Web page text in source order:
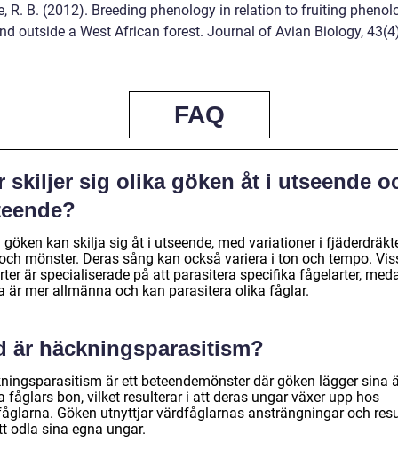
R. B. (2012). Breeding phenology in relation to fruiting
outside a West African forest. Journal of Avian Biology,
FAQ
skiljer sig olika göken åt i utseende
göken kan skilja sig åt i utseende, med variationer i
mönster. Deras sång kan också variera i ton och tempo.
är specialiserade på att parasitera specifika fågelarter,
är mer allmänna och kan parasitera olika fåglar.
är häckningsparasitism?
är ett beteendemönster där göken lägger sina
fåglars bon, vilket resulterar i att deras ungar växer upp hos
Göken utnyttjar värdfåglarnas ansträngningar och
odla sina egna ungar.